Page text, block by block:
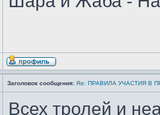
Заголовок сообщения: Re: ПРАВИЛА УЧАСТИЯ В
Всех тролей и